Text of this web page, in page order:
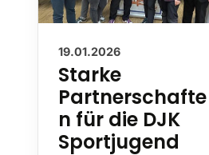
19.01.2026
Starke
Partnerschafte
n für die DJK
Sportjugend